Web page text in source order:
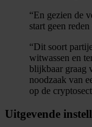
“En gezien de
start geen
“Dit soort
witwassen en
blijkbaar graag
noodzaak van
op de
Uitgevende